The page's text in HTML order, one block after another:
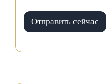
п
о
ч
а
Отправить сейчас